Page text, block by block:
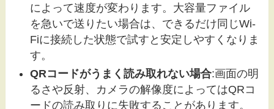
によって速度が変わります。大容量ファイル
を急いで送りたい場合は、できるだけ同じWi-
Fiに接続した状態で試すと安定しやすくなりま
す。
QRコードがうまく読み取れない場合:画面の明
るさや反射、カメラの解像度によってはQRコ
ードの読み取りに失敗することがあります。